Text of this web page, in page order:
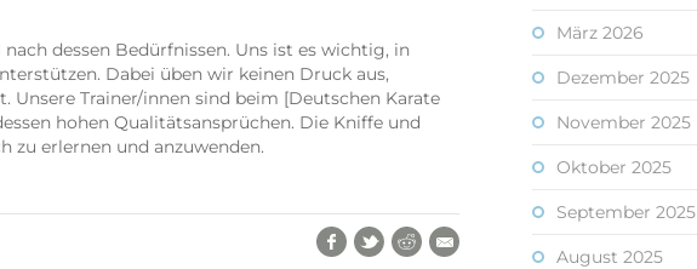
dessen Bedürfnissen. Uns ist es wichtig, in
Dabei üben wir keinen Druck aus,
Trainer/innen sind beim [Deutschen Karate
hohen Qualitätsansprüchen. Die Kniffe und
zu erlernen und anzuwenden.
Facebook
TwitterReddit
März 2026
Dezember 2025
November 2025
Oktober 2025
September 2025
August 2025